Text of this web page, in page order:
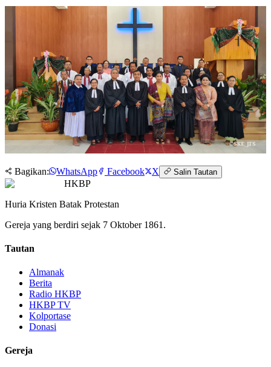
Bagikan: WhatsApp Facebook X Salin Tautan
HKBP
Huria Kristen Batak Protestan
Gereja yang berdiri sejak 7 Oktober 1861.
Tautan
Almanak
Berita
Radio HKBP
HKBP TV
Kolportase
Donasi
Gereja